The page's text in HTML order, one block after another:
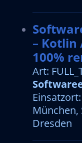
– Kotlin
100%
Art:
München,
Dresden